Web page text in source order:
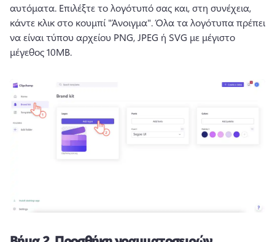
αυτόματα. Επιλέξτε το λογότυπό σας και, στη συνέχεια,
κάντε κλικ στο κουμπί "Άνοιγμα". Όλα τα λογότυπα πρέπει
να είναι τύπου αρχείου PNG, JPEG ή SVG με μέγιστο
μέγεθος 10MB.